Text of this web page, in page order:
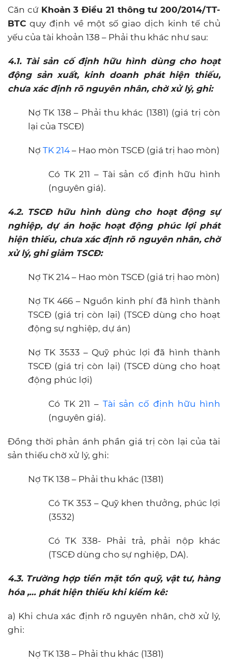
Căn cứ Khoản 3 Điều 21 thông tư 200/2014/TT-
BTC quy định về một số giao dịch kinh tế chủ
yếu của tài khoản 138 – Phải thu khác như sau:
4.1. Tài sản cố định hữu hình dùng cho hoạt
động sản xuất, kinh doanh phát hiện thiếu,
chưa xác định rõ nguyên nhân, chờ xử lý, ghi:
Nợ TK 138 – Phải thu khác (1381) (giá trị còn
lại của TSCĐ)
Nợ TK 214 – Hao mòn TSCĐ (giá trị hao mòn)
Có TK 211 – Tài sản cố định hữu hình
(nguyên giá).
4.2. TSCĐ hữu hình dùng cho hoạt động sự
nghiệp, dự án hoặc hoạt động phúc lợi phát
hiện thiếu, chưa xác định rõ nguyên nhân, chờ
xử lý, ghi giảm TSCĐ:
Nợ TK 214 – Hao mòn TSCĐ (giá trị hao mòn)
Nợ TK 466 – Nguồn kinh phí đã hình thành
TSCĐ (giá trị còn lại) (TSCĐ dùng cho hoạt
động sự nghiệp, dự án)
Nợ TK 3533 – Quỹ phúc lợi đã hình thành
TSCĐ (giá trị còn lại) (TSCĐ dùng cho hoạt
động phúc lợi)
Có TK 211 – Tài sản cố định hữu hình
(nguyên giá).
Đồng thời phản ánh phần giá trị còn lại của tài
sản thiếu chờ xử lý, ghi:
Nợ TK 138 – Phải thu khác (1381)
Có TK 353 – Quỹ khen thưởng, phúc lợi
(3532)
Có TK 338- Phải trả, phải nộp khác
(TSCĐ dùng cho sự nghiệp, DA).
4.3. Trường hợp tiền mặt tồn quỹ, vật tư, hàng
hóa ,… phát hiện thiếu khi kiểm kê:
a) Khi chưa xác định rõ nguyên nhân, chờ xử lý,
ghi:
Nợ TK 138 – Phải thu khác (1381)